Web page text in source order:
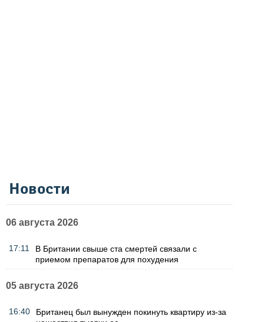
Новости
06 августа 2026
17:11
В Британии свыше ста смертей связали с
приемом препаратов для похудения
05 августа 2026
16:40
Британец был вынужден покинуть квартиру из-за